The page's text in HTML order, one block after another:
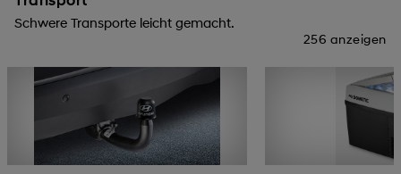
Schwere Transporte leicht gemacht.
256 anzeigen